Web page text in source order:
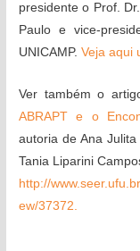
presidente o Prof.
Paulo e vice-
UNICAMP.Veja aqui
Ver também o
ABRAPT e o
autoria deAna Julita
Tania Liparini
http://
ew/37372.